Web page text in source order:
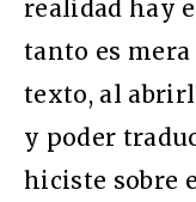
realidad hay
tanto es
texto, al
y poder
hiciste sobre